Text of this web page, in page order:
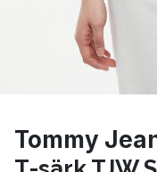
Tommy